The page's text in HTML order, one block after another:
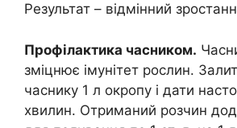
Результат – відмінний
Профілактика часником.
зміцнює імунітет рослин.
часнику 1 л окропу і дати
хвилин. Отриманий розчин